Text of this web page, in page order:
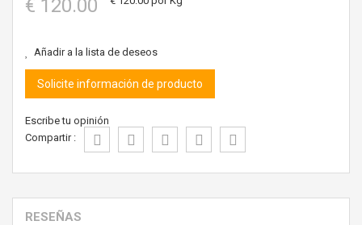
€ 120.00
Añadir a la lista de deseos
Solicite información de producto
Escribe tu opinión
Compartir :
RESEÑAS